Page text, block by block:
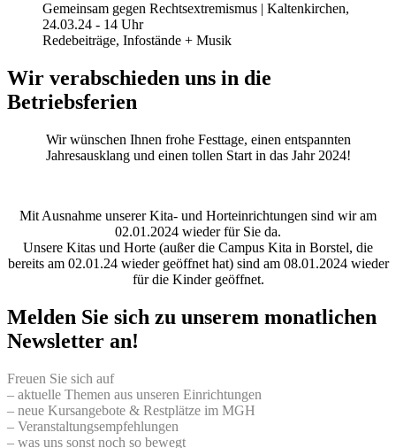
Gemeinsam gegen Rechtsextremismus | Kaltenkirchen,
24.03.24 - 14 Uhr
Redebeiträge, Infostände + Musik
Wir verabschieden uns in die
Betriebsferien
Wir wünschen Ihnen frohe Festtage, einen entspannten
Jahresausklang und einen tollen Start in das Jahr 2024!
Mit Ausnahme unserer Kita- und Horteinrichtungen sind wir am
02.01.2024 wieder für Sie da.
Unsere Kitas und Horte (außer die Campus Kita in Borstel, die
bereits am 02.01.24 wieder geöffnet hat) sind am 08.01.2024 wieder
für die Kinder geöffnet.
Melden Sie sich zu unserem monatlichen
Newsletter an!
Freuen Sie sich auf
– aktuelle Themen aus unseren Einrichtungen
– neue Kursangebote & Restplätze im MGH
– Veranstaltungsempfehlungen
– was uns sonst noch so bewegt